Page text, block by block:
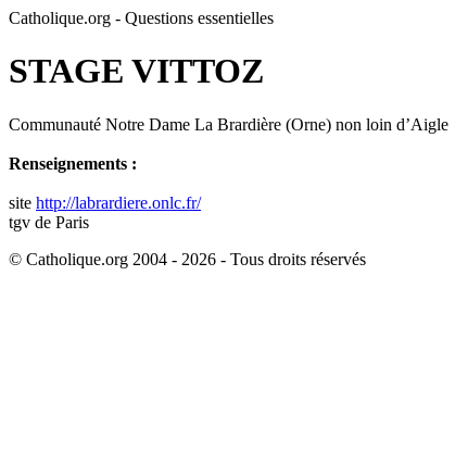
Catholique.org - Questions essentielles
STAGE VITTOZ
Communauté Notre Dame La Brardière (Orne) non loin d’Aigle
Renseignements :
site http://labrardiere.onlc.fr/
tgv de Paris
© Catholique.org 2004 - 2026 - Tous droits réservés